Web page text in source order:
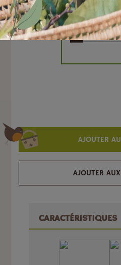
Unité
-
AJOUTER
AJOUTER
CARACTÉRISTIQUES